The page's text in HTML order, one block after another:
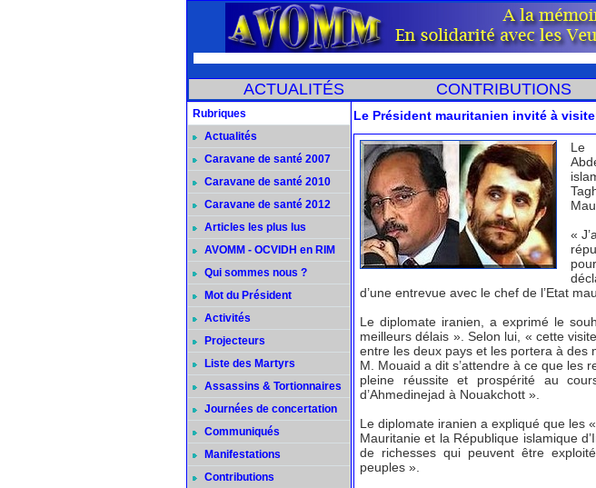
ACTUALITÉS CONTRIBUTIONS
Rubriques
Actualités
Caravane de santé 2007
Caravane de santé 2010
Caravane de santé 2012
Articles les plus lus
AVOMM - OCVIDH en RIM
Qui sommes nous ?
Mot du Président
Activités
Projecteurs
Liste des Martyrs
Assassins & Tortionnaires
Journées de concertation
Communiqués
Manifestations
Contributions
Le Président mauritanien invité à
Le
«
d’une entrevue avec le chef de l’Etat
Le diplomate iranien, a exprimé le
meilleurs délais ». Selon lui, « cette
entre les deux pays et les portera à des
M. Mouaid a dit s’attendre à ce que les
pleine réussite et prospérité au
d’Ahmedinejad à Nouakchott ».
Le diplomate iranien a expliqué que les
Mauritanie et la République islamique
de richesses qui peuvent être
peuples ».